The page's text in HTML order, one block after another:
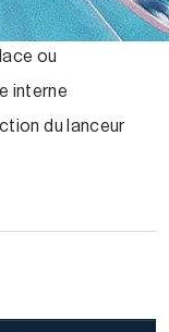
ou
interne
du lanceur